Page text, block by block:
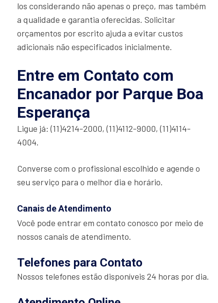
los considerando não apenas o preço, mas também
a qualidade e garantia oferecidas. Solicitar
orçamentos por escrito ajuda a evitar custos
adicionais não especificados inicialmente.
Entre em Contato com
Encanador por Parque Boa
Esperança
Ligue já: (11)4214-2000, (11)4112-9000, (11)4114-
4004.
Converse com o profissional escolhido e agende o
seu serviço para o melhor dia e horário.
Canais de Atendimento
Você pode entrar em contato conosco por meio de
nossos canais de atendimento.
Telefones para Contato
Nossos telefones estão disponíveis 24 horas por dia.